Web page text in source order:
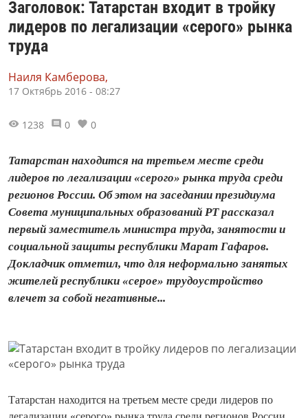
Заголовок: Татарстан входит в тройку
лидеров по легализации «серого» рынка
труда
Наиля Камберова,
17 Октябрь 2016 - 08:27
1238 0 0
Татарстан находится на третьем месте среди
лидеров по легализации «серого» рынка труда среди
регионов России. Об этом на заседании президиума
Совета муниципальных образований РТ рассказал
первый заместитель министра труда, занятости и
социальной защиты республики Марат Гафаров.
Докладчик отметил, что для неформально занятых
жителей республики «серое» трудоустройство
влечет за собой негативные...
Татарстан находится на третьем месте среди лидеров по